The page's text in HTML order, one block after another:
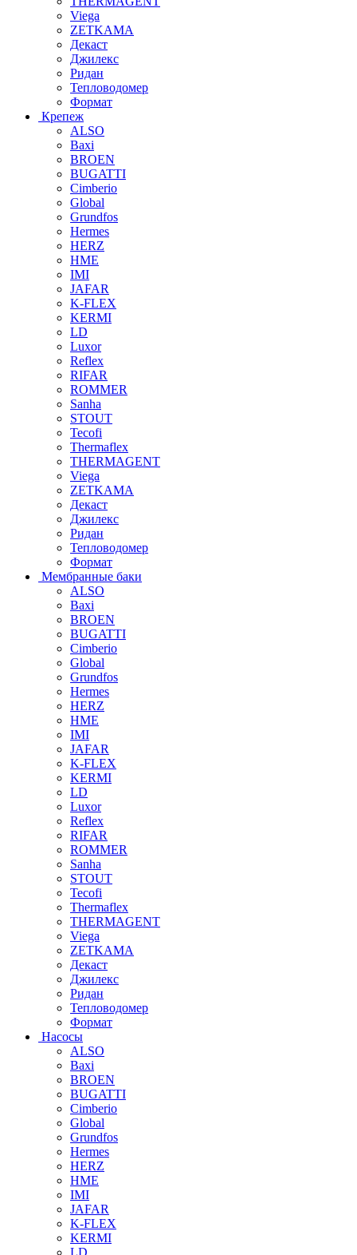
Viega
ZETKAMA
Декаст
Джилекс
Ридан
Тепловодомер
Формат
Крепеж
ALSO
Baxi
BROEN
BUGATTI
Cimberio
Global
Grundfos
Hermes
HERZ
HME
IMI
JAFAR
K-FLEX
KERMI
LD
Luxor
Reflex
RIFAR
ROMMER
Sanha
STOUT
Tecofi
Thermaflex
THERMAGENT
Viega
ZETKAMA
Декаст
Джилекс
Ридан
Тепловодомер
Формат
Мембранные баки
ALSO
Baxi
BROEN
BUGATTI
Cimberio
Global
Grundfos
Hermes
HERZ
HME
IMI
JAFAR
K-FLEX
KERMI
LD
Luxor
Reflex
RIFAR
ROMMER
Sanha
STOUT
Tecofi
Thermaflex
THERMAGENT
Viega
ZETKAMA
Декаст
Джилекс
Ридан
Тепловодомер
Формат
Насосы
ALSO
Baxi
BROEN
BUGATTI
Cimberio
Global
Grundfos
Hermes
HERZ
HME
IMI
JAFAR
K-FLEX
KERMI
LD